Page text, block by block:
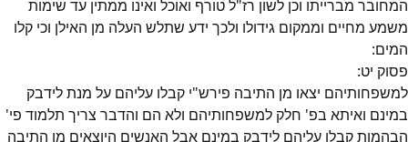
המחובר מברייתו וכן לשון רז"ל טורף ואוכל ואינו ממתין עד שימות
משמע מחיים וממקום גידולו ולכך ידע שתלש העלה מן האילן וכי קלו
המים:
פסוק יט:
למשפחותיהם יצאו מן התיבה פירש"י קבלו עליהם על מנת לידבק
במינם ואיתא בפ' חלק למשפחותיהם ולא הם והדבר צריך תלמוד פי'
הבהמות קבלו עליהם לידבק במינם אבל האנשים היוצאים מן התיבה